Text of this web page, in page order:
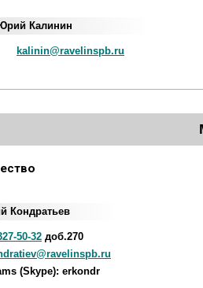
Калинин
kalinin@ravelinspb.ru
Кондратьев
50-32 доб.270
(Skype): erkondr